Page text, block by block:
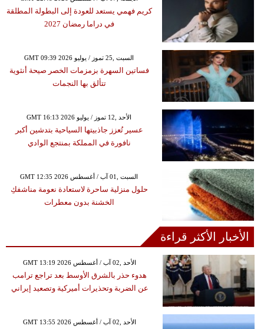
كريم فهمي يستعد للعودة إلى البطولة المطلقة
في دراما رمضان 2027
GMT 09:39 2026 السبت ,25 تموز / يوليو
فساتين السهرة بزمزمات الخصر صيحة أنثوية
تتألق بها النجمات
GMT 16:13 2026 الأحد ,12 تموز / يوليو
عسير تُعزز جاذبيتها السياحية بتدشين أكبر
نافورة في المملكة بمنتجع الوادي
GMT 12:35 2026 السبت ,01 آب / أغسطس
حلول منزلية ساحرة لاستعادة نعومة مناشفكِ
الخشنة بدون معطرات
الأخبار الأكثر قراءة
GMT 13:19 2026 الأحد ,02 آب / أغسطس
هدوء حذر بالشرق الأوسط بعد تراجع ترامب
عن الضربة وتحذيرات أميركية وتصعيد إيراني
GMT 13:55 2026 الأحد ,02 آب / أغسطس